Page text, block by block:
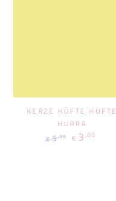
KERZE HÜFTE HÜFTE
HURRA
€ 5,95 € 3,00